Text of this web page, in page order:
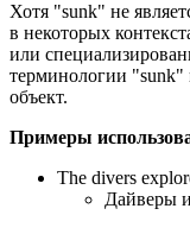
Хотя "sunk" не
в некоторых
или
терминологии "sunk"
объект.
Примеры
The divers
Дайверы